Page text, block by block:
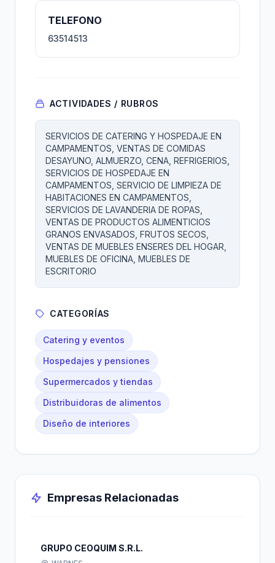
TELEFONO
63514513
ACTIVIDADES / RUBROS
SERVICIOS DE CATERING Y HOSPEDAJE EN
CAMPAMENTOS, VENTAS DE COMIDAS
DESAYUNO, ALMUERZO, CENA, REFRIGERIOS,
SERVICIOS DE HOSPEDAJE EN
CAMPAMENTOS, SERVICIO DE LIMPIEZA DE
HABITACIONES EN CAMPAMENTOS,
SERVICIOS DE LAVANDERIA DE ROPAS,
VENTAS DE PRODUCTOS ALIMENTICIOS
GRANOS ENVASADOS, FRUTOS SECOS,
VENTAS DE MUEBLES ENSERES DEL HOGAR,
MUEBLES DE OFICINA, MUEBLES DE
ESCRITORIO
CATEGORÍAS
Catering y eventos
Hospedajes y pensiones
Supermercados y tiendas
Distribuidoras de alimentos
Diseño de interiores
Empresas Relacionadas
GRUPO CEOQUIM S.R.L.